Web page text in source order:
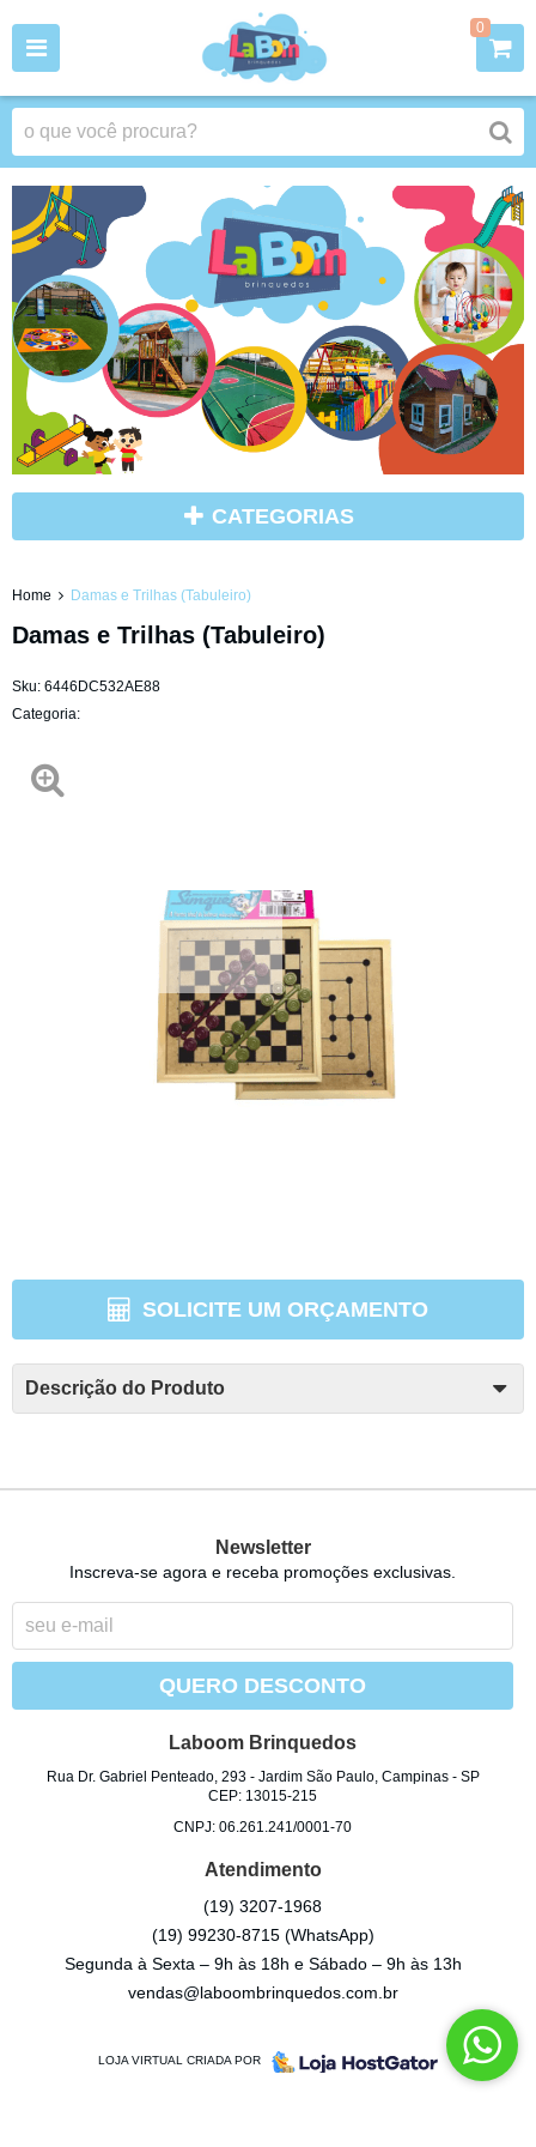
0
CATEGORIAS
Home Damas e Trilhas (Tabuleiro)
Damas e Trilhas (Tabuleiro)
Sku: 6446DC532AE88
Categoria:
SOLICITE UM ORÇAMENTO
Descrição do Produto
Newsletter
Inscreva-se agora e receba promoções exclusivas.
QUERO DESCONTO
Laboom Brinquedos
Rua Dr. Gabriel Penteado, 293- Jardim São Paulo, Campinas- SP
CEP: 13015-215
CNPJ: 06.261.241/0001-70
Atendimento
(19) 3207-1968
(19) 99230-8715 (WhatsApp)
Segunda à Sexta – 9h às 18h e Sábado – 9h às 13h
vendas@laboombrinquedos.com.br
LOJA VIRTUAL CRIADA POR